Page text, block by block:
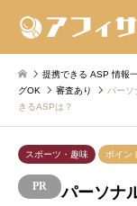
提携できる ASP 情報
グOK
審査あり
パーソ
きるASPは？
スポーツ・趣味 ポイン
パーソナ